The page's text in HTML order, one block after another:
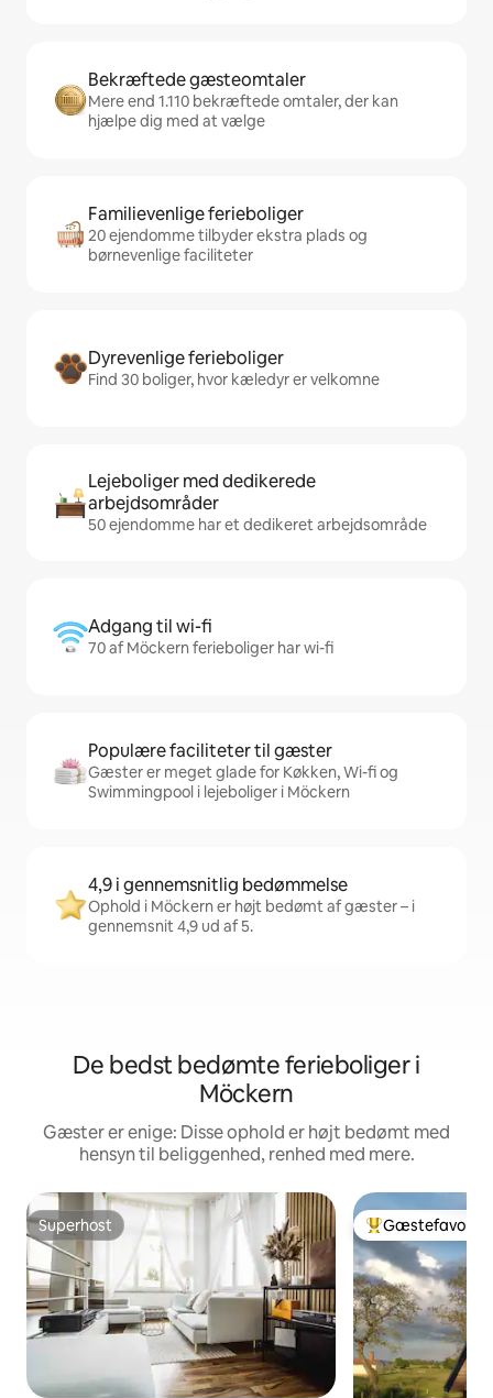
Bekræftede gæsteomtaler
Mere end 1.110 bekræftede omtaler, der kan
hjælpe dig med at vælge
Familievenlige ferieboliger
20 ejendomme tilbyder ekstra plads og
børnevenlige faciliteter
Dyrevenlige ferieboliger
Find 30 boliger, hvor kæledyr er velkomne
Lejeboliger med dedikerede
arbejdsområder
50 ejendomme har et dedikeret arbejdsområde
Adgang til wi-fi
70 af Möckern ferieboliger har wi-fi
Populære faciliteter til gæster
Gæster er meget glade for Køkken, Wi-fi og
Swimmingpool i lejeboliger i Möckern
4,9 i gennemsnitlig bedømmelse
Ophold i Möckern er højt bedømt af gæster – i
gennemsnit 4,9 ud af 5.
De bedst bedømte ferieboliger i
Möckern
Gæster er enige: Disse ophold er højt bedømt med
hensyn til beliggenhed, renhed med mere.
Superhost
Superhost Bedste
Gæstefavorit